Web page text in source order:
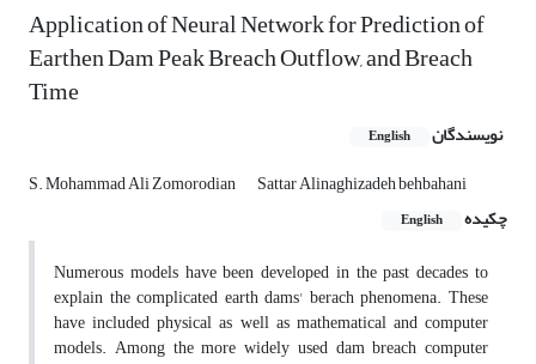
Application of Neural Network for Prediction of
Earthen Dam Peak Breach Outflow, and Breach
Time
نویسندگان English
S. Mohammad Ali Zomorodian
Sattar Alinaghizadeh behbahani
چکیده
English
Numerous models have been developed in the past decades to
explain the complicated earth dams' berach phenomena. These
have included physical as well as mathematical and computer
models. Among the more widely used dam breach computer